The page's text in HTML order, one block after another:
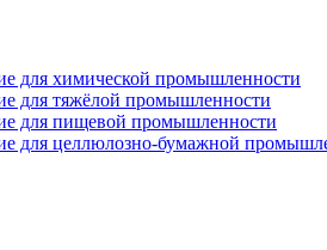
для химической промышленности
для тяжёлой промышленности
для пищевой промышленности
для целлюлозно-бумажной